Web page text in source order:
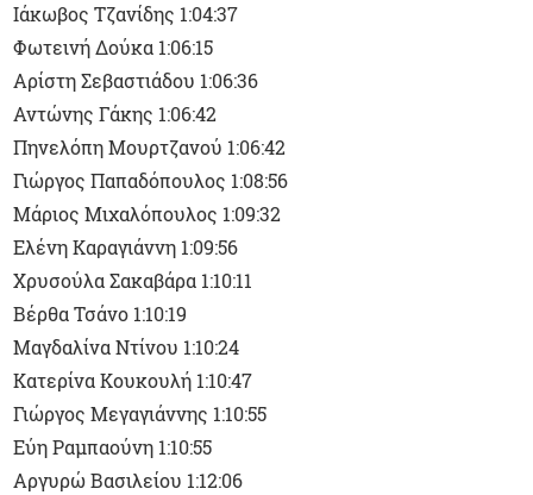
Ιάκωβος Τζανίδης 1:04:37
Φωτεινή Δούκα 1:06:15
Αρίστη Σεβαστιάδου 1:06:36
Αντώνης Γάκης 1:06:42
Πηνελόπη Μουρτζανού 1:06:42
Γιώργος Παπαδόπουλος 1:08:56
Μάριος Μιχαλόπουλος 1:09:32
Ελένη Καραγιάννη 1:09:56
Χρυσούλα Σακαβάρα 1:10:11
Βέρθα Τσάνο 1:10:19
Μαγδαλίνα Ντίνου 1:10:24
Κατερίνα Κουκουλή 1:10:47
Γιώργος Μεγαγιάννης 1:10:55
Εύη Ραμπαούνη 1:10:55
Αργυρώ Βασιλείου 1:12:06